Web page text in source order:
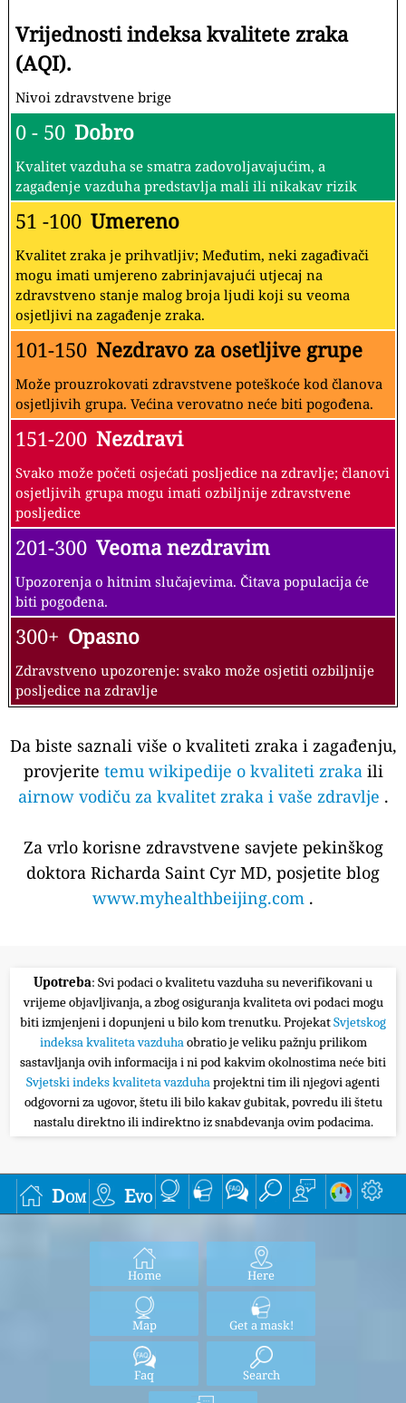
Vrijednosti indeksa kvalitete zraka
(AQI).
Nivoi zdravstvene brige
0 - 50 Dobro
Kvalitet vazduha se smatra zadovoljavajućim, a
zagađenje vazduha predstavlja mali ili nikakav rizik
51 -100 Umereno
Kvalitet zraka je prihvatljiv; Međutim, neki zagađivači
mogu imati umjereno zabrinjavajući utjecaj na
zdravstveno stanje malog broja ljudi koji su veoma
osjetljivi na zagađenje zraka.
101-150 Nezdravo za osetljive grupe
Može prouzrokovati zdravstvene poteškoće kod članova
osjetljivih grupa. Većina verovatno neće biti pogođena.
151-200 Nezdravi
Svako može početi osjećati posljedice na zdravlje; članovi
osjetljivih grupa mogu imati ozbiljnije zdravstvene
posljedice
201-300 Veoma nezdravim
Upozorenja o hitnim slučajevima. Čitava populacija će
biti pogođena.
300+ Opasno
Zdravstveno upozorenje: svako može osjetiti ozbiljnije
posljedice na zdravlje
Da biste saznali više o kvaliteti zraka i zagađenju,
provjerite temu wikipedije o kvaliteti zrakaili
airnow vodiču za kvalitet zraka i vaše zdravlje .
Za vrlo korisne zdravstvene savjete pekinškog
doktora Richarda Saint Cyr MD, posjetite blog
www.myhealthbeijing.com .
Upotreba: Svi podaci o kvalitetu vazduha su neverifikovani u
vrijeme objavljivanja, a zbog osiguranja kvaliteta ovi podaci mogu
biti izmjenjeni i dopunjeni u bilo kom trenutku. ProjekatSvjetskog
indeksa kvaliteta vazduhaobratio je veliku pažnju prilikom
sastavljanja ovih informacija i ni pod kakvim okolnostima neće biti
Svjetski indeks kvaliteta vazduhaprojektni tim ili njegovi agenti
odgovorni za ugovor, štetu ili bilo kakav gubitak, povredu ili štetu
nastalu direktno ili indirektno iz snabdevanja ovim podacima.
Dom Evo
Home Here
Map Get a mask!
Faq Search